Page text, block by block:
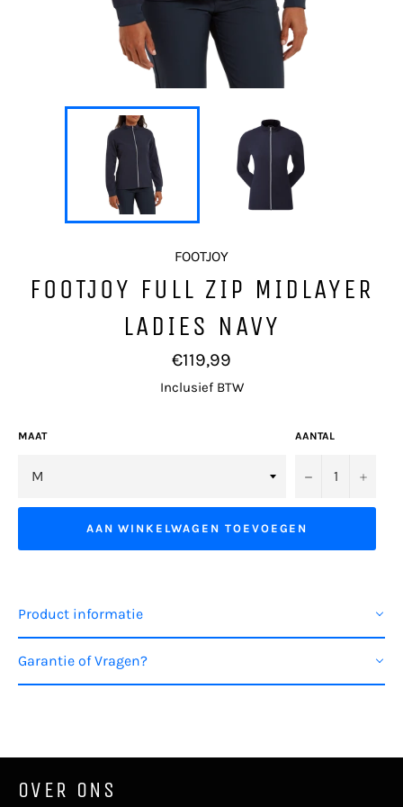
FOOTJOY
FOOTJOY FULL ZIP MIDLAYER
LADIES NAVY
Normale
prijs
€119,99
Inclusief BTW
MAAT AANTAL
− +
AAN WINKELWAGEN TOEVOEGEN
Product informatie
Garantie of Vragen?
OVER ONS